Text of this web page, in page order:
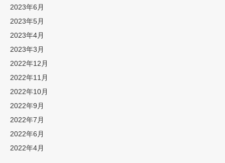
2023年6月
2023年5月
2023年4月
2023年3月
2022年12月
2022年11月
2022年10月
2022年9月
2022年7月
2022年6月
2022年4月